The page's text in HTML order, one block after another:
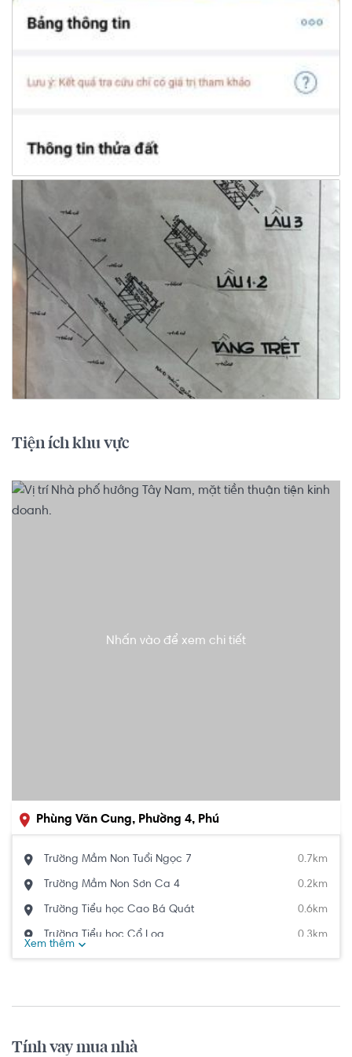
Tiện ích khu vực
Nhấn vào để xem chi tiết
Phùng Văn Cung, Phường 4, Phú
Nhuận, Hồ Chí Minh
Trường Mầm Non Tuổi Ngọc 7 0.7km
Trường Mầm Non Sơn Ca 4 0.2km
Trường Tiểu học Cao Bá Quát 0.6km
Trường Tiểu học Cổ Loa 0.3km
Xem thêm
Tính vay mua nhà